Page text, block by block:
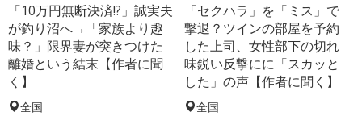
「10万円無断決済!?」誠実夫
が釣り沼へ→「家族より趣
味？」限界妻が突きつけた
離婚という結末【作者に聞
く】
全国
「セクハラ」を「ミス」で
撃退？ツインの部屋を予約
した上司、女性部下の切れ
味鋭い反撃にに「スカッと
した」の声【作者に聞く】
全国